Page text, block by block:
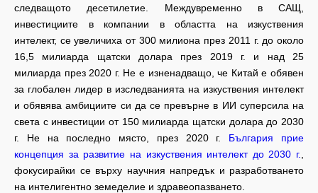
следващото десетилетие. Междувременно в САЩ,
инвестициите в компании в областта на изкуствения
интелект, се увеличиха от 300 милиона през 2011 г. до около
16,5 милиарда щатски долара през 2019 г. и над 25
милиарда през 2020 г. Не е изненадващо, че Китай е обявен
за глобален лидер в изследванията на изкуствения интелект
и обявява амбициите си да се превърне в ИИ суперсила на
света с инвестиции от 150 милиарда щатски долара до 2030
г. Не на последно място, през 2020 г. България прие
концепция за развитие на изкуствения интелект до 2030 г.
фокусирайки се върху научния напредък и разработването
на интелигентно земеделие и здравеопазването.